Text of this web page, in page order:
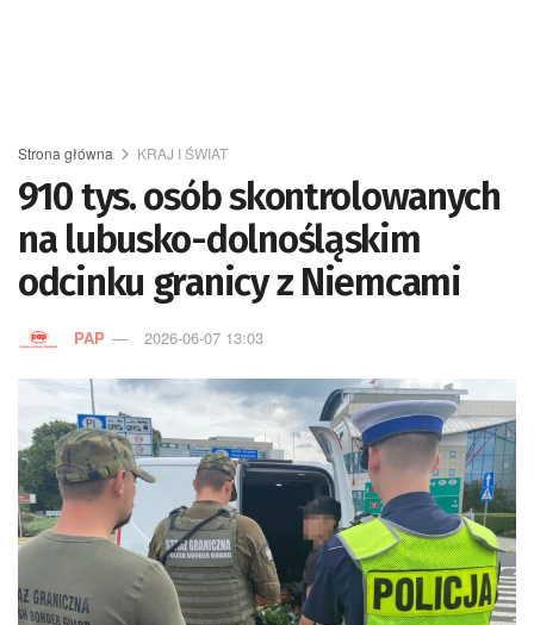
Strona główna KRAJ I ŚWIAT
910 tys. osób skontrolowanych
na lubusko-dolnośląskim
odcinku granicy z Niemcami
PAP 2026-06-07 13:03